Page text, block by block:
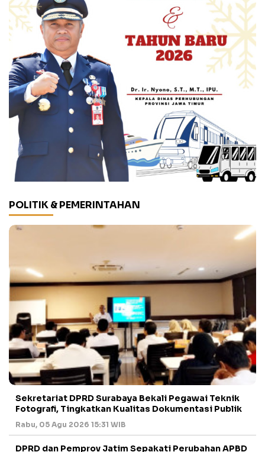
POLITIK & PEMERINTAHAN
Sekretariat DPRD Surabaya Bekali Pegawai Teknik
Fotografi, Tingkatkan Kualitas Dokumentasi Publik
Rabu, 05 Agu 2026 15:31 WIB
DPRD dan Pemprov Jatim Sepakati Perubahan APBD